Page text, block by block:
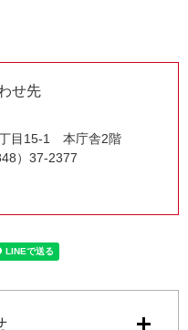
せ先
目15-1 本庁舎2階
）37-2377